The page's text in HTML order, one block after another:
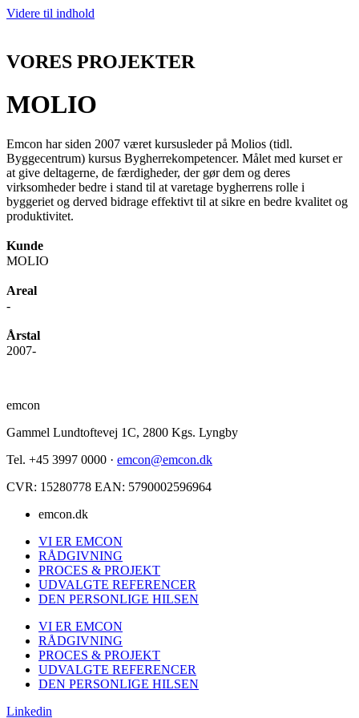
Videre til indhold
VORES PROJEKTER
MOLIO
Emcon har siden 2007 været kursusleder på Molios (tidl.
Byggecentrum) kursus Bygherrekompetencer. Målet med kurset er
at give deltagerne, de færdigheder, der gør dem og deres
virksomheder bedre i stand til at varetage bygherrens rolle i
byggeriet og derved bidrage effektivt til at sikre en bedre kvalitet og
produktivitet.
Kunde
MOLIO
Areal
-
Årstal
2007-
emcon
Gammel Lundtoftevej 1C, 2800 Kgs. Lyngby
Tel. +45 3997 0000 · emcon@emcon.dk
CVR: 15280778 EAN: 5790002596964
emcon.dk
VI ER EMCON
RÅDGIVNING
PROCES & PROJEKT
UDVALGTE REFERENCER
DEN PERSONLIGE HILSEN
VI ER EMCON
RÅDGIVNING
PROCES & PROJEKT
UDVALGTE REFERENCER
DEN PERSONLIGE HILSEN
Linkedin